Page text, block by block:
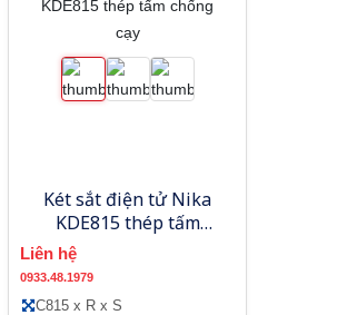
Két sắt điện tử Nika
KDE815 thép tấm
Liên hệ
0933.48.1979
C815 x R x S